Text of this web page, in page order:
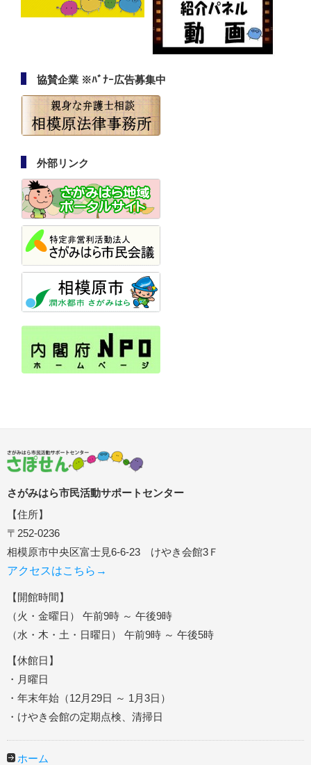
協賛企業 ※ﾊﾞﾅｰ広告募集中
外部リンク
さがみはら市民活動サポートセンター
【住所】
〒252-0236
相模原市中央区富士見6-6-23 けやき会館3Ｆ
アクセスはこちら→
【開館時間】
（火・金曜日） 午前9時 ～ 午後9時
（水・木・土・日曜日） 午前9時 ～ 午後5時
【休館日】
・月曜日
・年末年始（12月29日 ～ 1月3日）
・けやき会館の定期点検、清掃日
ホーム